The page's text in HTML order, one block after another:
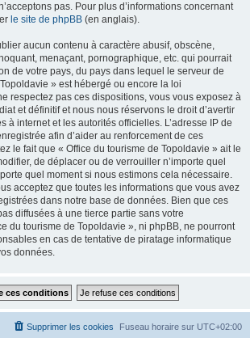
pas. Pour plus d’informations concernant
le site de phpBB (en anglais).
aucun contenu à caractère abusif, obscène,
menaçant, pornographique, etc. qui pourrait
de votre pays, du pays dans lequel le serveur de
» est hébergé ou encore la loi
respectez pas ces dispositions, vous vous exposez à
et définitif et nous nous réservons le droit d’avertir
à internet et les autorités officielles. L’adresse IP de
afin d’aider au renforcement de ces
le fait que « Office du tourisme de Topoldavie » ait le
de déplacer ou de verrouiller n’importe quel
quel moment si nous estimons cela nécessaire.
acceptez que toutes les informations que vous avez
dans notre base de données. Bien que ces
diffusées à une tierce partie sans votre
du tourisme de Topoldavie », ni phpBB, ne pourront
en cas de tentative de piratage informatique
données.
Fuseau horaire sur UTC+02:00
Supprimer les cookies